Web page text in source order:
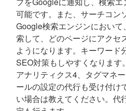
可能です。また、サーチコン
Google検索エンジンにおい
索して、どのページにアクセ
ようになります。キーワード
SEO対策もしやすくなります
アナリティクス4、タグマネ
ールの設定の代行も受け付け
い場合は教えてください。代